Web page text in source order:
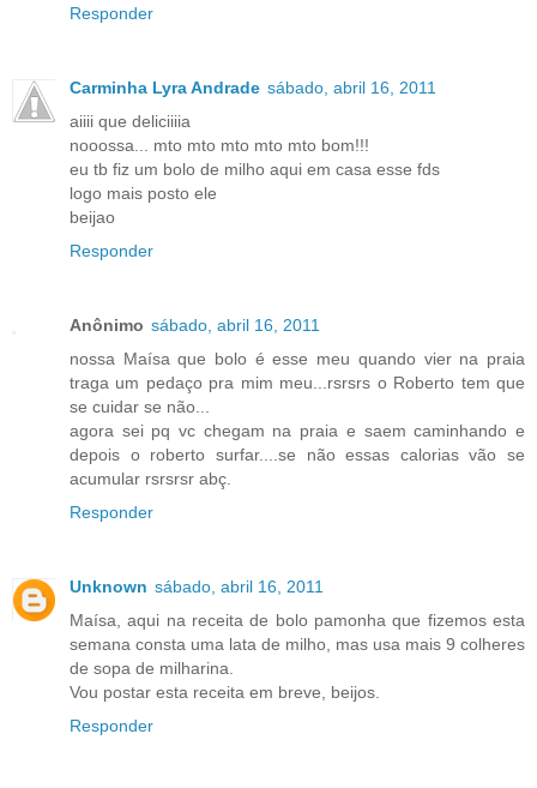
Responder
Carminha Lyra Andrade sábado, abril 16, 2011
aiiii que deliciiiia
nooossa... mto mto mto mto mto bom!!!
eu tb fiz um bolo de milho aqui em casa esse fds
logo mais posto ele
beijao
Responder
Anônimo sábado, abril 16, 2011
nossa Maísa que bolo é esse meu quando vier na praia
traga um pedaço pra mim meu...rsrsrs o Roberto tem que
se cuidar se não...
agora sei pq vc chegam na praia e saem caminhando e
depois o roberto surfar....se não essas calorias vão se
acumular rsrsrsr abç.
Responder
Unknown sábado, abril 16, 2011
Maísa, aqui na receita de bolo pamonha que fizemos esta
semana consta uma lata de milho, mas usa mais 9 colheres
de sopa de milharina.
Vou postar esta receita em breve, beijos.
Responder